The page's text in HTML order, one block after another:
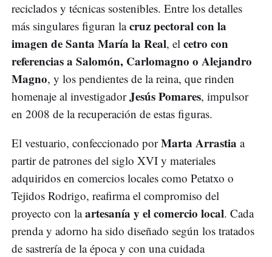
reciclados y técnicas sostenibles. Entre los detalles
más singulares figuran lacruz pectoral con la
imagen de Santa María la Real, el cetro con
referencias a Salomón, Carlomagno o Alejandro
Magno, y los pendientes de la reina, que rinden
homenaje al investigadorJesús Pomares, impulsor
en 2008 de la recuperación de estas figuras.
El vestuario, confeccionado porMarta Arrastia a
partir de patrones del siglo XVI y materiales
adquiridos en comercios locales como Petatxo o
Tejidos Rodrigo, reafirma el compromiso del
proyecto con laartesanía y el comercio local. Cada
prenda y adorno ha sido diseñado según los tratados
de sastrería de la época y con una cuidada